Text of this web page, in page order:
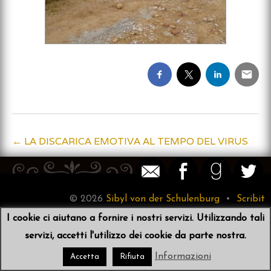
Post
navigation
← LA DISCARICA EMOTIVA AL TEMPO DEL VIRUS
I cookie ci aiutano a fornire i nostri servizi. Utilizzando tali
servizi, accetti l'utilizzo dei cookie da parte nostra.
Accetta Rifiuta Informazioni
© 2026 Sibyl von der Schulenburg • Scribit